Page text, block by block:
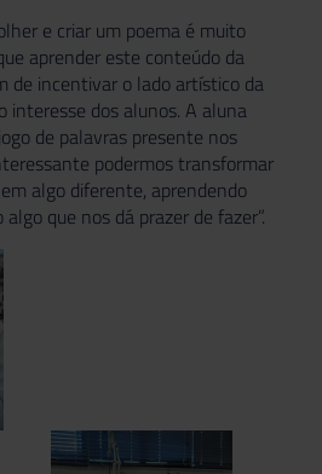
e criar um poema é muito
aprender este conteúdo da
de incentivar o lado artístico da
interesse dos alunos. A aluna
de palavras presente nos
podermos transformar
algo diferente, aprendendo
que nos dá prazer de fazer”.